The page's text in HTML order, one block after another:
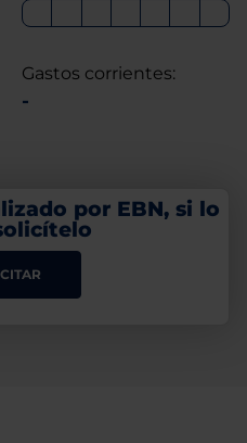
Gastos corrientes:
-
por EBN, si lo